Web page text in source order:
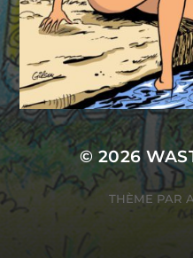
© 2026
THÈME PAR